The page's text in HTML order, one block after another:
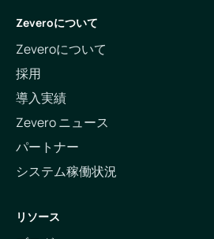
Zeveroについて
Zeveroについて
採用
導入実績
Zevero ニュース
パートナー
システム稼働状況
リソース